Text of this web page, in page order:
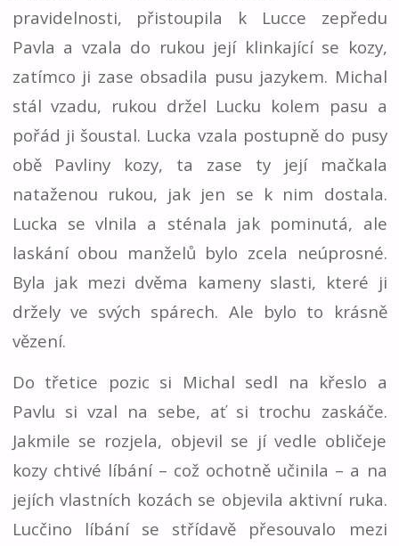
pravidelnosti, přistoupila k Lucce zepředu
Pavla a vzala do rukou její klinkající se kozy,
zatímco ji zase obsadila pusu jazykem. Michal
stál vzadu, rukou držel Lucku kolem pasu a
pořád ji šoustal. Lucka vzala postupně do pusy
obě Pavliny kozy, ta zase ty její mačkala
nataženou rukou, jak jen se k nim dostala.
Lucka se vlnila a sténala jak pominutá, ale
laskání obou manželů bylo zcela neúprosné.
Byla jak mezi dvěma kameny slasti, které ji
držely ve svých spárech. Ale bylo to krásně
vězení.
Do třetice pozic si Michal sedl na křeslo a
Pavlu si vzal na sebe, ať si trochu zaskáče.
Jakmile se rozjela, objevil se jí vedle obličeje
kozy chtivé líbání – což ochotně učinila – a na
jejích vlastních kozách se objevila aktivní ruka.
Lucčino líbání se střídavě přesouvalo mezi